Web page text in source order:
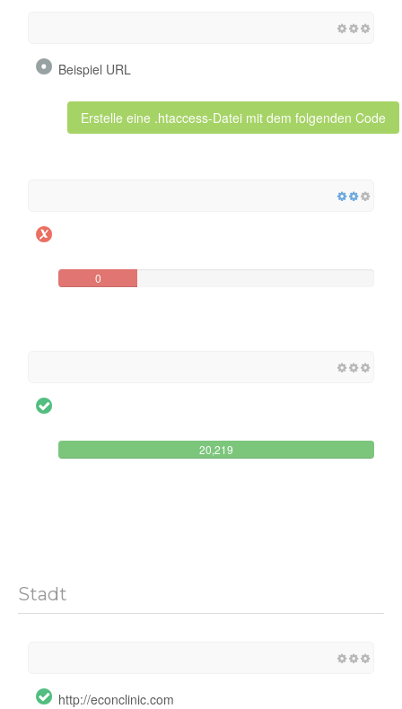
Beispiel URL
Erstelle eine .htaccess-Datei mit dem folgenden Code
0
20,219
Stadt
http://econclinic.com